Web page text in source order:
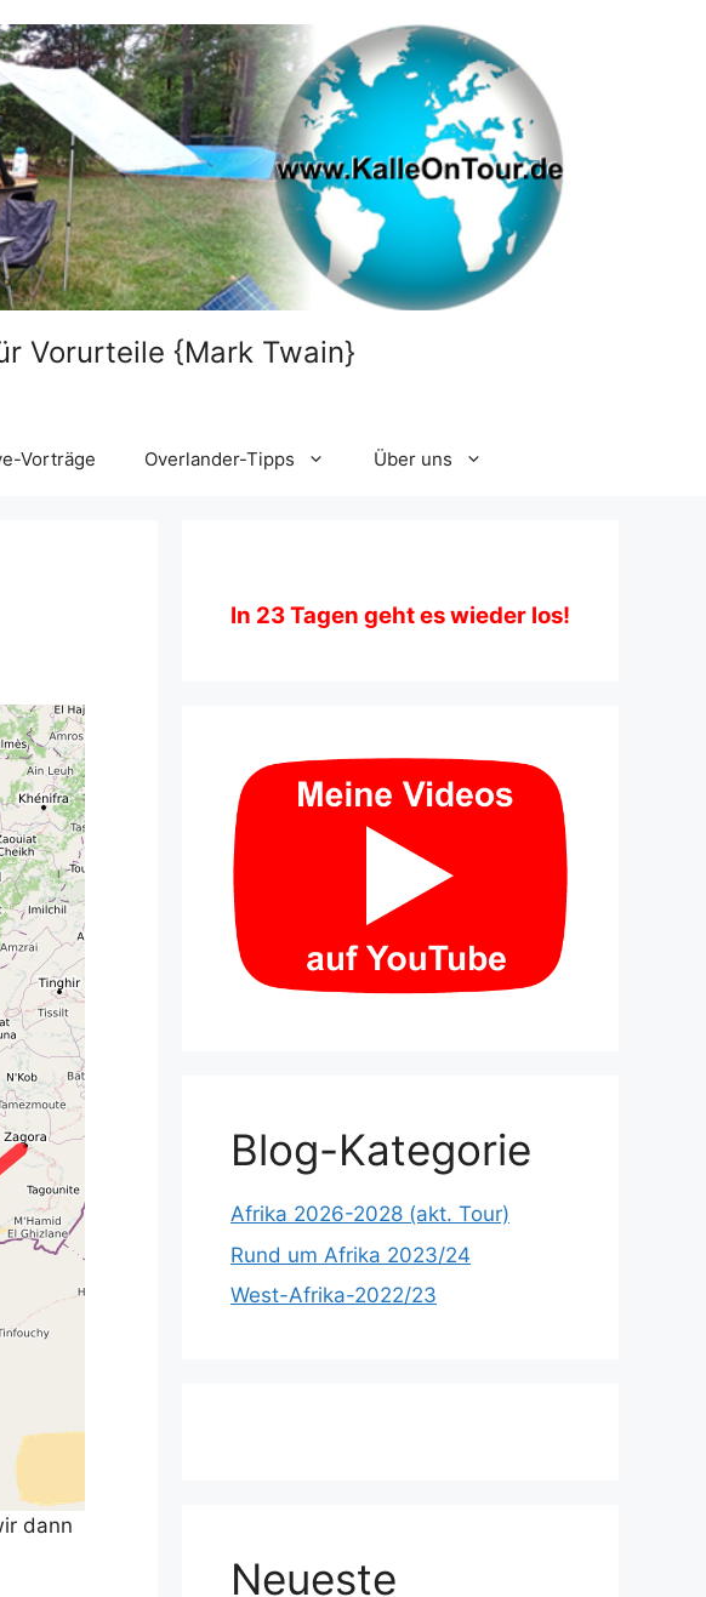
Vorurteile {Mark Twain}
Vorträge Overlander-Tipps Über uns
dann
In 23Tagen geht es wieder los!
Blog-Kategorie
Afrika 2026-2028 (akt. Tour)
Rund um Afrika 2023/24
West-Afrika-2022/23
Neueste